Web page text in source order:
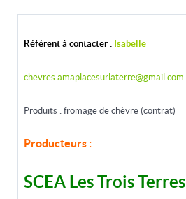
Référent à contacter : Isabelle
chevres.amaplacesurlaterre@gmail.com
Produits : fromage de chèvre (contrat)
Producteurs :
SCEA Les Trois Terres